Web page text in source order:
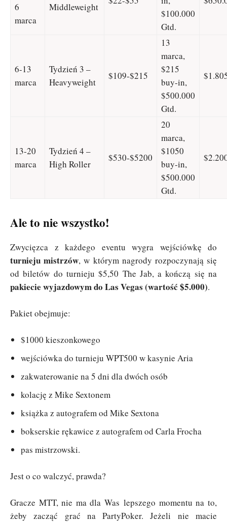
6
marca
Middleweight
$100.000
Gtd.
6-13
marca
Tydzień 3 –
Heavyweight
$109-$215
13
marca,
$215
buy-in,
$500.000
Gtd.
13-20
marca
Tydzień 4 –
High Roller
$530-$5200
20
marca,
$1050
buy-in,
$500.000
Gtd.
Ale to nie wszystko!
Zwycięzca z każdego eventu wygra wejściówkę do
turnieju mistrzów, w którym nagrody rozpoczynają się
od biletów do turnieju $5,50 The Jab, a kończą się na
pakiecie wyjazdowym do Las Vegas (wartość $5.000).
Pakiet obejmuje:
$1000 kieszonkowego
wejściówka do turnieju WPT500 w kasynie Aria
zakwaterowanie na 5 dni dla dwóch osób
kolację z Mike Sextonem
książka z autografem od Mike Sextona
bokserskie rękawice z autografem od Carla Frocha
pas mistrzowski.
Jest o co walczyć, prawda?
Gracze MTT, nie ma dla Was lepszego momentu na to,
żeby zacząć grać na PartyPoker. Jeżeli nie macie